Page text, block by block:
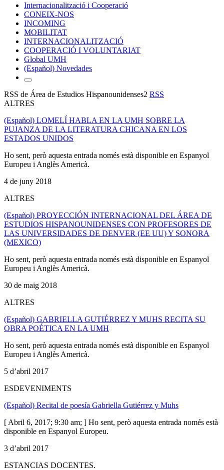
Internacionalització i Cooperació
CONEIX-NOS
INCOMING
MOBILITAT
INTERNACIONALITZACIÓ
COOPERACIÓ I VOLUNTARIAT
Global UMH
(Español) Novedades
RSS de Área de Estudios Hispanounidenses2 RSS
ALTRES
(Español) LOMELÍ HABLA EN LA UMH SOBRE LA
PUJANZA DE LA LITERATURA CHICANA EN LOS
ESTADOS UNIDOS
Ho sent, però aquesta entrada només està disponible en Espanyol
Europeu i Anglès Americà.
4 de juny 2018
ALTRES
(Español) PROYECCIÓN INTERNACIONAL DEL ÁREA DE
ESTUDIOS HISPANOUNIDENSES CON PROFESORES DE
LAS UNIVERSIDADES DE DENVER (EE UU) Y SONORA
(MEXICO)
Ho sent, però aquesta entrada només està disponible en Espanyol
Europeu i Anglès Americà.
30 de maig 2018
ALTRES
(Español) GABRIELLA GUTIÉRREZ Y MUHS RECITA SU
OBRA POÉTICA EN LA UMH
Ho sent, però aquesta entrada només està disponible en Espanyol
Europeu i Anglès Americà.
5 d’abril 2017
ESDEVENIMENTS
(Español) Recital de poesía Gabriella Gutiérrez y Muhs
[ Abril 6, 2017; 9:30 am; ] Ho sent, però aquesta entrada només està
disponible en Espanyol Europeu.
3 d’abril 2017
ESTANCIAS DOCENTES.